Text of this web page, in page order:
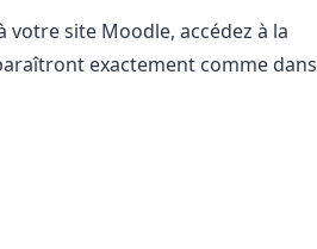
votre site Moodle, accédez à la
exactement comme dans